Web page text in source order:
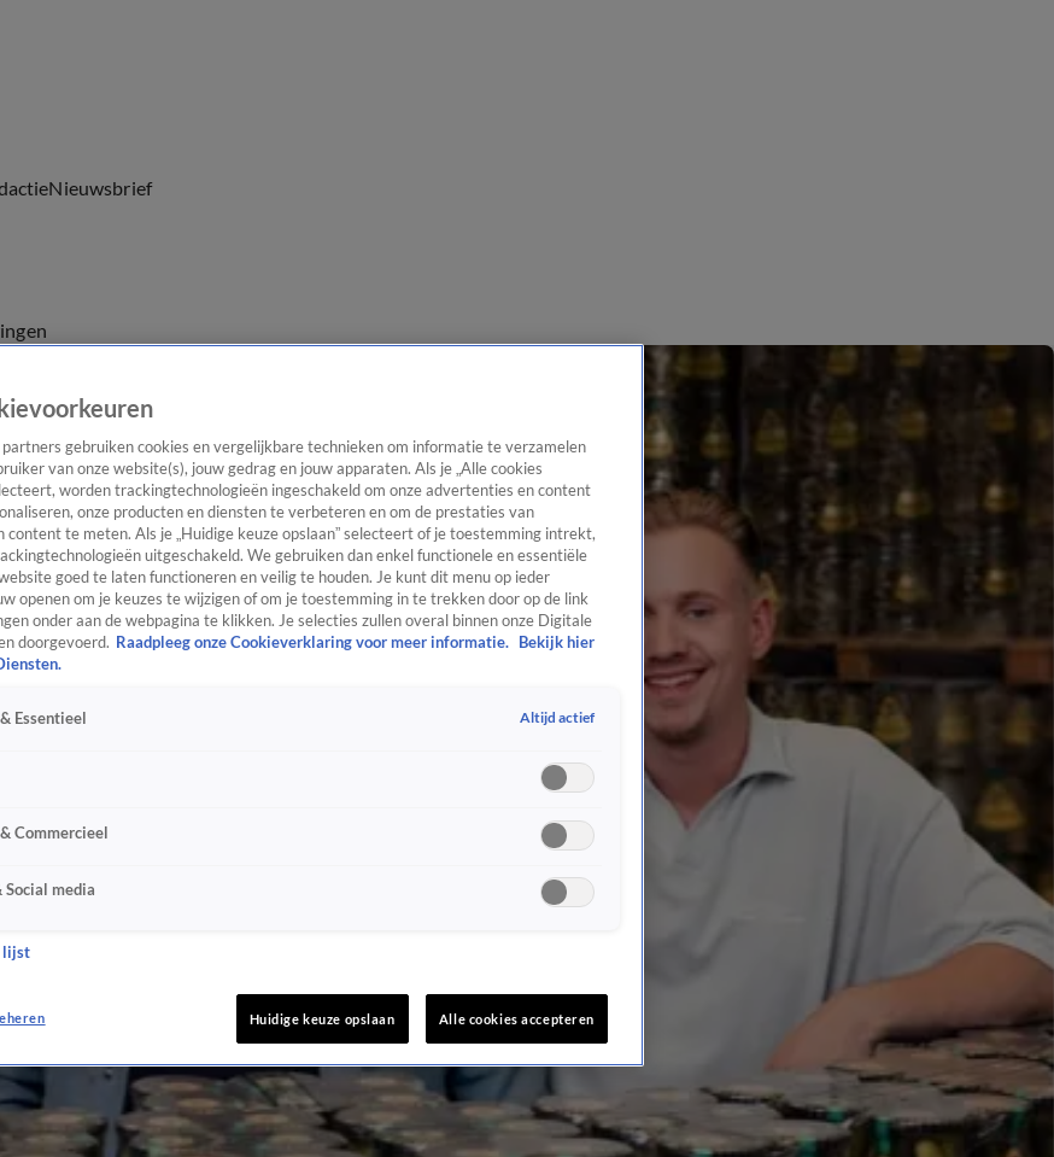
Nieuwsbrief
partners gebruiken cookies en vergelijkbare technieken om informatie te verzamelen
van onze website(s), jouw gedrag en jouw apparaten. Als je „Alle cookies
worden trackingtechnologieën ingeschakeld om onze advertenties en content
onze producten en diensten te verbeteren en om de prestaties van
content te meten. Als je „Huidige keuze opslaan” selecteert of je toestemming intrekt,
uitgeschakeld. We gebruiken dan enkel functionele en essentiële
goed te laten functioneren en veilig te houden. Je kunt dit menu op ieder
openen om je keuzes te wijzigen of om je toestemming in te trekken door op de link
onder aan de webpagina te klikken. Je selecties zullen overal binnen onze Digitale
doorgevoerd. Raadpleeg onze Cookieverklaring voor meer informatie. Bekijk hier
Essentieel Altijd actief
Commercieel
media
lijst
Huidige keuze opslaan Alle cookies accepteren